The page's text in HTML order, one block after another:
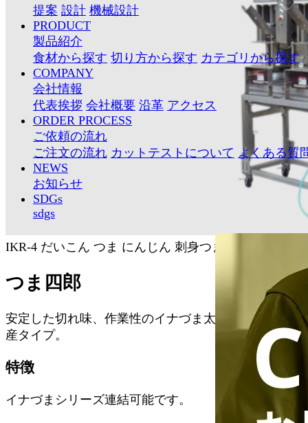
提案 設計 機械設計
PRODUCT
製品紹介
食材から探す 切り方から探す カテゴリから探す
COMPANY
会社情報
代表挨拶 会社概要 沿革 アクセス
ORDER PROCESS
ご依頼の流れ
ご注文の流れ カットテストについて よくある質
NEWS
お知らせ
SDGs
sdgs
IKR-4 だいこん つま にんじん 刺身つま製造機
つま四郎
安定した切れ味、作業性のイナづま太郎の4連式の量
産タイプ。
特徴
イナづまシリーズ連結可能です。